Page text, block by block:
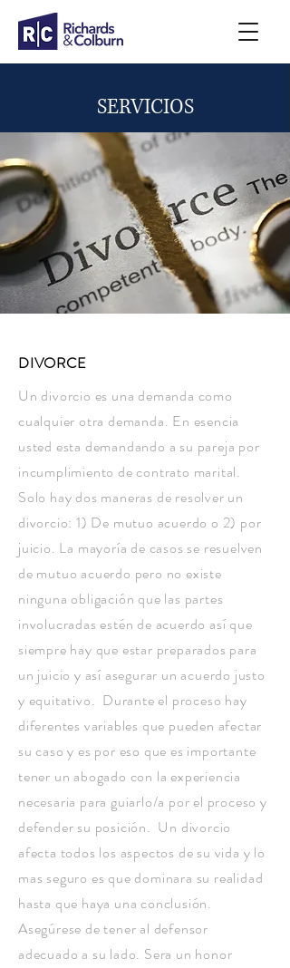
SERVICIOS
DIVORCE
Un divorcio es una demanda como
cualquier otra demanda. En esencia
usted esta demandando a su pareja por
incumplimiento de contrato marital.
Solo hay dos maneras de resolver un
divorcio: 1) De mutuo acuerdo o 2) por
juicio. La mayoría de casos se resuelven
de mutuo acuerdo pero no existe
ninguna obligación que las partes
involucradas estén de acuerdo así que
siempre hay que estar preparados para
un juicio y así asegurar un acuerdo justo
y equitativo. Durante el proceso hay
diferentes variables que pueden afectar
su caso y es por eso que es importante
tener un abogado con la experiencia
necesaria para guiarlo/a por el proceso y
defender su posición. Un divorcio
afecta todos los aspectos de su vida y lo
mas seguro es que dominara su realidad
hasta que haya una conclusión.
Asegúrese de tener al defensor
adecuado a su lado. Sera un honor